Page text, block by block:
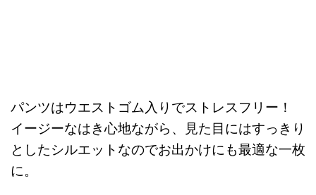
パンツはウエストゴム入りでストレスフリー！
イージーなはき心地ながら、見た目にはすっきり
としたシルエットなのでお出かけにも最適な一枚
に。